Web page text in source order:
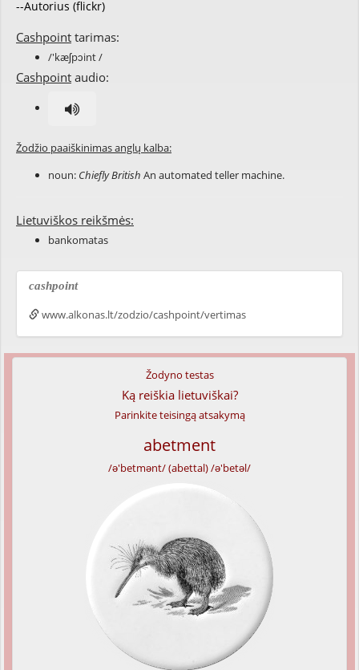
--Autorius (flickr)
Cashpoint tarimas:
/'kæʃpɔint /
Cashpoint audio:
Žodžio paaiškinimas anglų kalba:
noun: Chiefly British An automated teller machine.
Lietuviškos reikšmės:
bankomatas
cashpoint
www.alkonas.lt/zodzio/cashpoint/vertimas
Žodyno testas
Ką reiškia lietuviškai?
Parinkite teisingą atsakymą
abetment
/ə'betmənt/ (abettal) /ə'betəl/